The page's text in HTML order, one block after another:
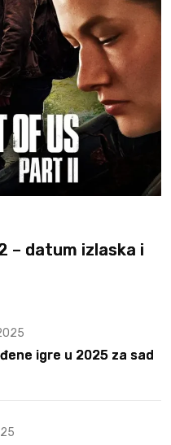
– datum izlaska i
igre u 2025 za sad